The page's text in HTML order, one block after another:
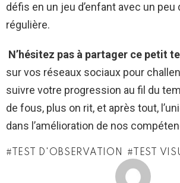
défis en un jeu d’enfant avec un peu
régulière.
N’hésitez pas à partager ce petit
sur vos réseaux sociaux pour
suivre votre progression au fil du
de fous, plus on rit, et après tout,
dans l’amélioration de nos
TEST D'OBSERVATION TEST